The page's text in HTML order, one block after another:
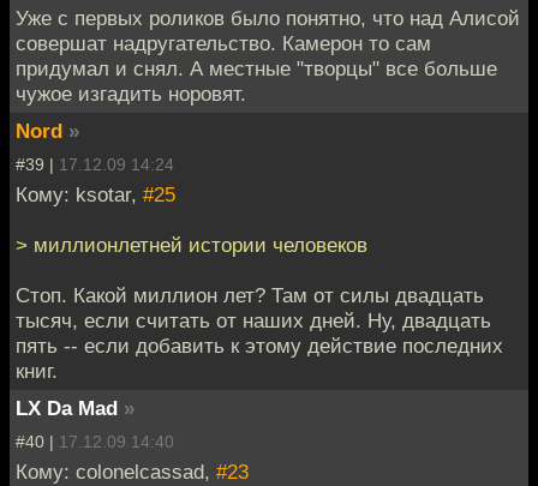
Уже с первых роликов было понятно, что над Алисой
совершат надругательство. Камерон то сам
придумал и снял. А местные "творцы" все больше
чужое изгадить норовят.
Nord »
#39 | 17.12.09 14:24
Кому: ksotar, #25
> миллионлетней истории человеков
Стоп. Какой миллион лет? Там от силы двадцать
тысяч, если считать от наших дней. Ну, двадцать
пять -- если добавить к этому действие последних
книг.
LX Da Mad »
#40 | 17.12.09 14:40
Кому: colonelcassad, #23